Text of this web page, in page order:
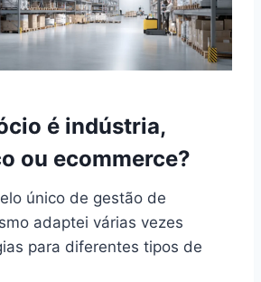
é indústria,
ou ecommerce?
único de gestão de
adaptei várias vezes
para diferentes tipos de